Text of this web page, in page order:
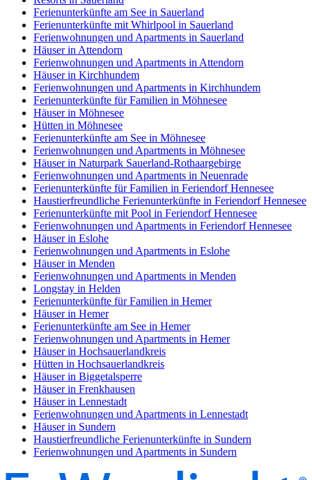
Ferienunterkünfte am See in Sauerland
Ferienunterkünfte mit Whirlpool in Sauerland
Ferienwohnungen und Apartments in Sauerland
Häuser in Attendorn
Ferienwohnungen und Apartments in Attendorn
Häuser in Kirchhundem
Ferienwohnungen und Apartments in Kirchhundem
Ferienunterkünfte für Familien in Möhnesee
Häuser in Möhnesee
Hütten in Möhnesee
Ferienunterkünfte am See in Möhnesee
Ferienwohnungen und Apartments in Möhnesee
Häuser in Naturpark Sauerland-Rothaargebirge
Ferienwohnungen und Apartments in Neuenrade
Ferienunterkünfte für Familien in Feriendorf Hennesee
Haustierfreundliche Ferienunterkünfte in Feriendorf Hennesee
Ferienunterkünfte mit Pool in Feriendorf Hennesee
Ferienwohnungen und Apartments in Feriendorf Hennesee
Häuser in Eslohe
Ferienwohnungen und Apartments in Eslohe
Häuser in Menden
Ferienwohnungen und Apartments in Menden
Longstay in Helden
Ferienunterkünfte für Familien in Hemer
Häuser in Hemer
Ferienunterkünfte am See in Hemer
Ferienwohnungen und Apartments in Hemer
Häuser in Hochsauerlandkreis
Hütten in Hochsauerlandkreis
Häuser in Biggetalsperre
Häuser in Frenkhausen
Häuser in Lennestadt
Ferienwohnungen und Apartments in Lennestadt
Häuser in Sundern
Haustierfreundliche Ferienunterkünfte in Sundern
Ferienwohnungen und Apartments in Sundern